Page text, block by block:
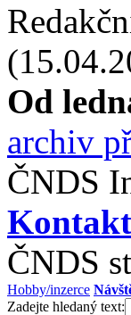
Od
archiv
ČNDS
ČNDS
Hobby/inzerce
Zadejte hledaný text: